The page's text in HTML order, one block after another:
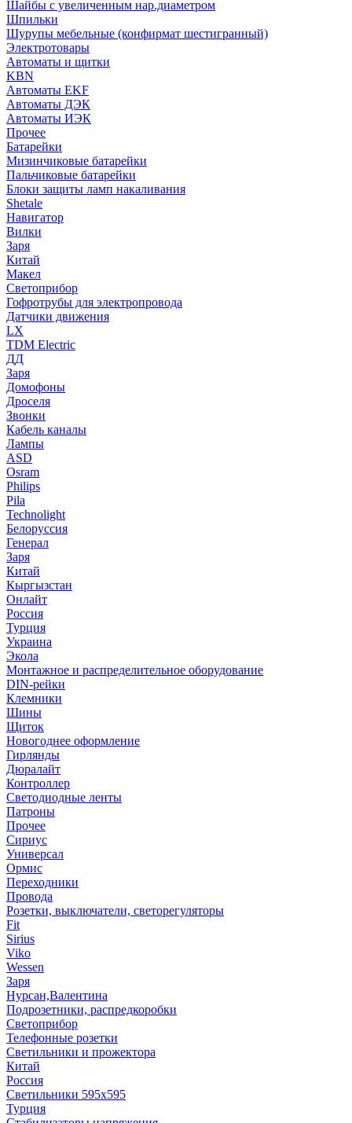
Шайбы с увеличенным нар.диаметром
Шпильки
Шурупы мебельные (конфирмат шестигранный)
Электротовары
Автоматы и щитки
KBN
Автоматы EKF
Автоматы ДЭК
Автоматы ИЭК
Прочее
Батарейки
Мизинчиковые батарейки
Пальчиковые батарейки
Блоки защиты ламп накаливания
Shetale
Навигатор
Вилки
Заря
Китай
Макел
Светоприбор
Гофротрубы для электропровода
Датчики движения
LX
TDM Electric
ДД
Заря
Домофоны
Дроселя
Звонки
Кабель каналы
Лампы
ASD
Osram
Philips
Pila
Technolight
Белоруссия
Генерал
Заря
Китай
Кыргызстан
Онлайт
Россия
Турция
Украина
Экола
Монтажное и распределительное оборудование
DIN-рейки
Клемники
Шины
Щиток
Новогоднее оформление
Гирлянды
Дюралайт
Контроллер
Светодиодные ленты
Патроны
Прочее
Сириус
Универсал
Ормис
Переходники
Провода
Розетки, выключатели, светорегуляторы
Fit
Sirius
Viko
Wessen
Заря
Нурсан,Валентина
Подрозетники, распредкоробки
Светоприбор
Телефонные розетки
Светильники и прожектора
Китай
Россия
Светильники 595х595
Турция